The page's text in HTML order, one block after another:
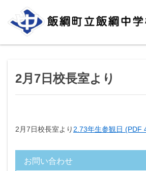
2月7日校長室より
2月7日校長室より 2.73年生参観日 (PDF
お問い合わせ